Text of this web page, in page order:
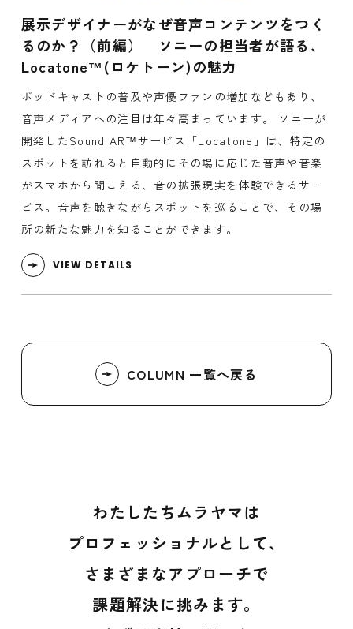
展示デザイナーがなぜ音声コンテンツをつく
るのか？（前編） ソニーの担当者が語る、
Locatone™(ロケトーン)の魅力
ポッドキャストの普及や声優ファンの増加などもあり、
音声メディアへの注目は年々高まっています。 ソニーが
開発したSound AR™サービス「Locatone」は、特定の
スポットを訪れると自動的にその場に応じた音声や音楽
がスマホから聞こえる、音の拡張現実を体験できるサー
ビス。音声を聴きながらスポットを巡ることで、その場
所の新たな魅力を知ることができます。
VIEW DETAILS
COLUMN 一覧へ戻る
わたしたちムラヤマは
プロフェッショナルとして、
さまざまなアプローチで
課題解決に挑みます。